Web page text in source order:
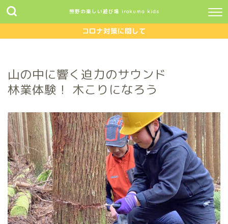
熊野の楽しい遊び場 irokuma kids
コロナ対策に関して
山の中に響く迫力のサウンド
林業体験！ 木こりになろう